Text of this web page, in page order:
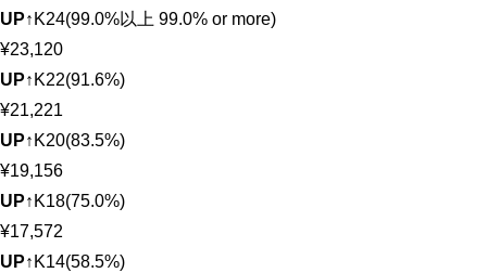
UP↑ K24(99.0%以上 99.0% or more)
¥23,120
UP↑ K22(91.6%)
¥21,221
UP↑ K20(83.5%)
¥19,156
UP↑ K18(75.0%)
¥17,572
UP↑ K14(58.5%)